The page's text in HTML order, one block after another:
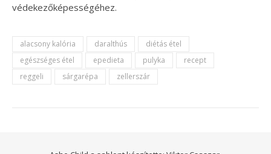
védekezőképességéhez.
alacsony kalória daralthús
diétás étel
egészséges étel
epedieta pulyka
recept
reggeli
sárgarépa zellerszár